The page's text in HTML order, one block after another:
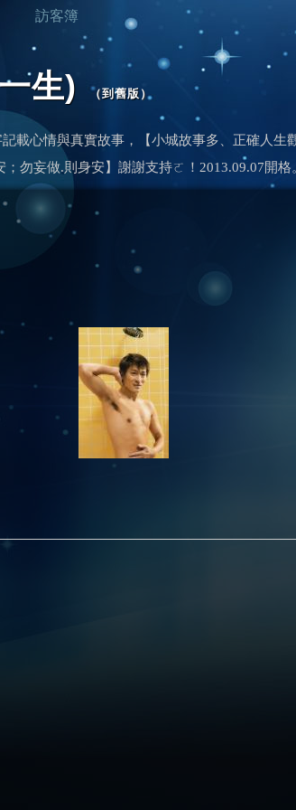
生) （到舊版 ）
載心情與真實故事，【小城故事多、正確人
勿妄做.則身安】謝謝支持ㄛ！2013.09.07開格
訪客簿